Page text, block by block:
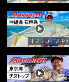
オフショアソルト